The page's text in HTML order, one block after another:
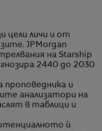
цели личи и от
JPMorgan
на Starship
2440 до 2030
проповедника и
анализатори на
в таблици и
ѝ